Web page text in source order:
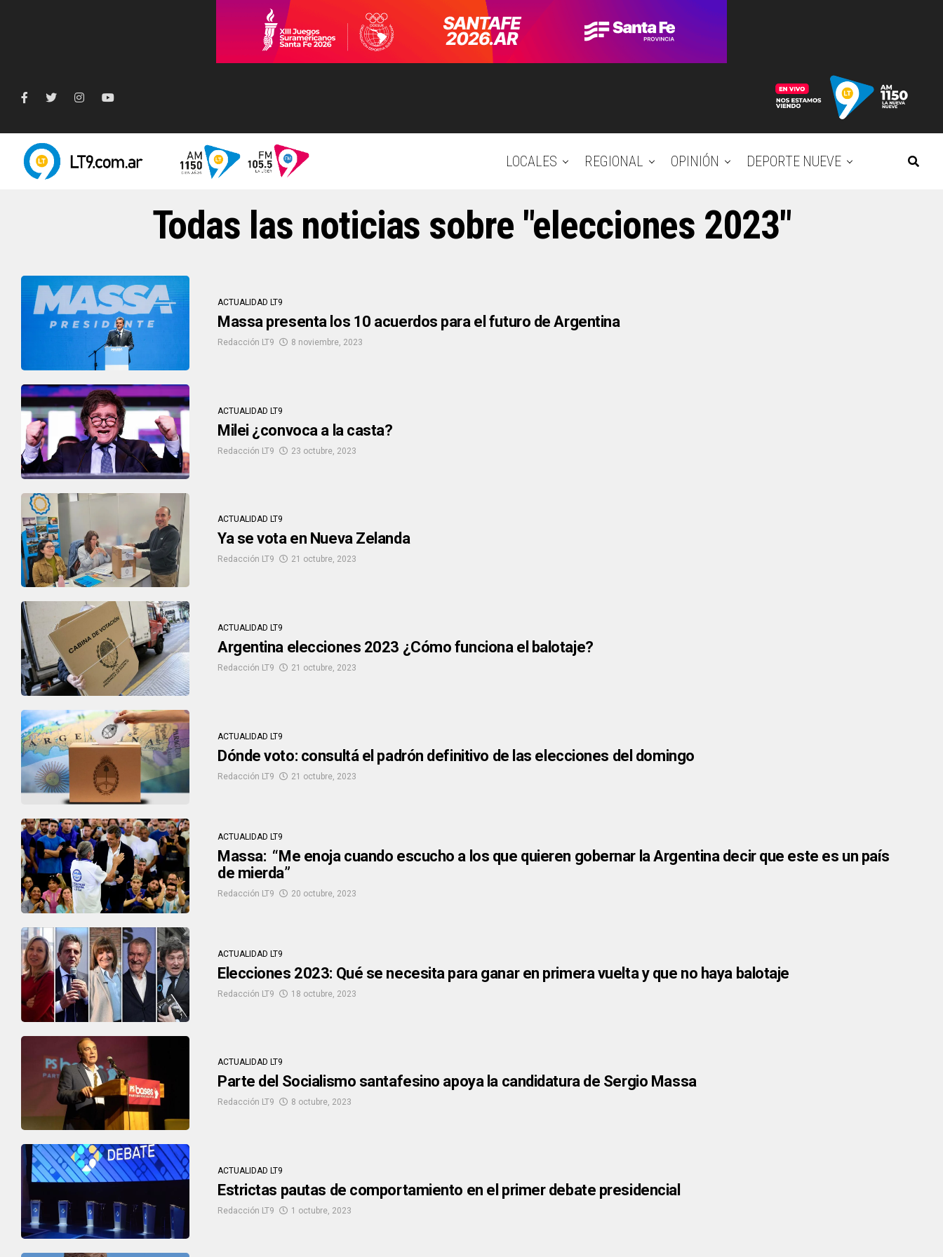
LOCALES REGIONAL OPINIÓN DEPORTE NUEVE
Todas las noticias sobre "elecciones 2023"
ACTUALIDAD LT9
Massa presenta los 10 acuerdos para el futuro de Argentina
Redacción LT9 8 noviembre, 2023
ACTUALIDAD LT9
Milei ¿convoca a la casta?
Redacción LT9 23 octubre, 2023
ACTUALIDAD LT9
Ya se vota en Nueva Zelanda
Redacción LT9 21 octubre, 2023
ACTUALIDAD LT9
Argentina elecciones 2023 ¿Cómo funciona el balotaje?
Redacción LT9 21 octubre, 2023
ACTUALIDAD LT9
Dónde voto: consultá el padrón definitivo de las elecciones del domingo
Redacción LT9 21 octubre, 2023
ACTUALIDAD LT9
Massa: “Me enoja cuando escucho a los que quieren gobernar la Argentina decir que este es un país
de mierda”
Redacción LT9 20 octubre, 2023
ACTUALIDAD LT9
Elecciones 2023: Qué se necesita para ganar en primera vuelta y que no haya balotaje
Redacción LT9 18 octubre, 2023
ACTUALIDAD LT9
Parte del Socialismo santafesino apoya la candidatura de Sergio Massa
Redacción LT9 8 octubre, 2023
ACTUALIDAD LT9
Estrictas pautas de comportamiento en el primer debate presidencial
Redacción LT9 1 octubre, 2023